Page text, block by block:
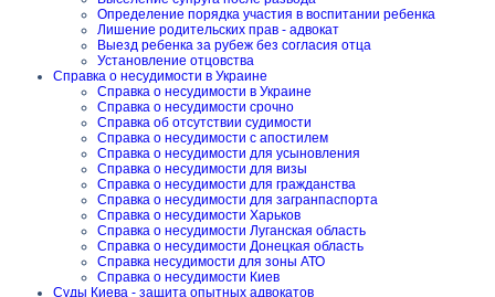
Определение порядка участия в воспитании ребенка
Лишение родительских прав - адвокат
Выезд ребенка за рубеж без согласия отца
Установление отцовства
Справка о несудимости в Украине
Справка о несудимости в Украине
Справка о несудимости срочно
Справка об отсутствии судимости
Справка о несудимости с апостилем
Справка о несудимости для усыновления
Справка о несудимости для визы
Справка о несудимости для гражданства
Справка о несудимости для загранпаспорта
Справка о несудимости Харьков
Справка о несудимости Луганская область
Справка о несудимости Донецкая область
Справка несудимости для зоны АТО
Справка о несудимости Киев
Суды Киева - защита опытных адвокатов